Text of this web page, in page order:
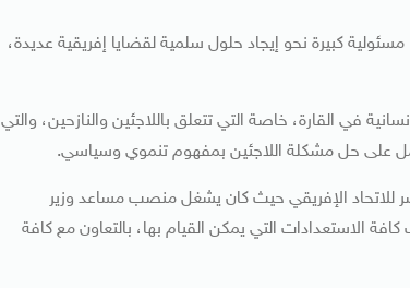
كبيرة نحو إيجاد حلول سلمية لقضايا إفريقية عديدة،
في القارة، خاصة التي تتعلق باللاجئين والنازحين، والتي
على حل مشكلة اللاجئين بمفهوم تنموي وسياسي.
الإفريقي حيث كان يشغل منصب مساعد وزير
الاستعدادات التي يمكن القيام بها، بالتعاون مع كافة